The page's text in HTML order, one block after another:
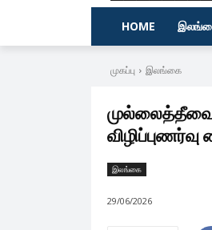
HOME
முகப்பு இலங்கை
முல்லைத்தீவை
இலங்கை
29/06/2026